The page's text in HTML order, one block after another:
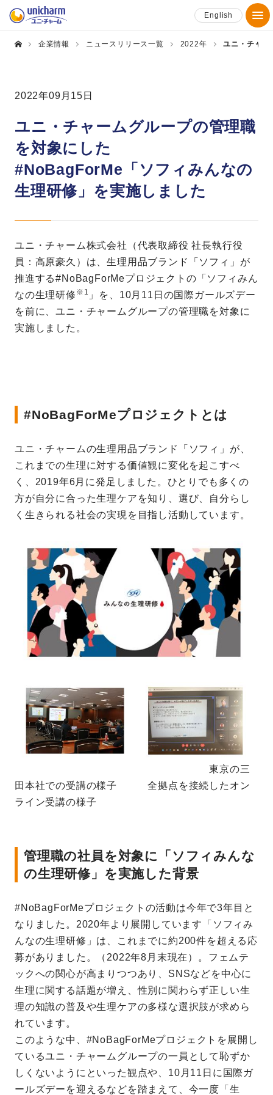
English
企業情報 ニュースリリース一覧 2022年 ユニ・チャー
2022年09月15日
ユニ・チャームグループの管理職
を対象にした
#NoBagForMe「ソフィみんなの
生理研修」を実施しました
ユニ・チャーム株式会社（代表取締役 社長執行役
員：高原豪久）は、生理用品ブランド「ソフィ」が
推進する#NoBagForMeプロジェクトの「ソフィみん
なの生理研修 ※1 」を、10月11日の国際ガールズデー
を前に、ユニ・チャームグループの管理職を対象に
実施しました。
#NoBagForMeプロジェクトとは
ユニ・チャームの生理用品ブランド「ソフィ」が、
これまでの生理に対する価値観に変化を起こすべ
く、2019年6月に発足しました。ひとりでも多くの
方が自分に合った生理ケアを知り、選び、自分らし
く生きられる社会の実現を目指し活動しています。
東京の三
田本社での受講の様子 全拠点を接続したオン
ライン受講の様子
管理職の社員を対象に「ソフィみんな
の生理研修」を実施した背景
#NoBagForMeプロジェクトの活動は今年で3年目と
なりました。2020年より展開しています「ソフィみ
んなの生理研修」は、これまでに約200件を超える応
募がありました。（2022年8月末現在）。フェムテ
ックへの関心が高まりつつあり、SNSなどを中心に
生理に関する話題が増え、性別に関わらず正しい生
理の知識の普及や生理ケアの多様な選択肢が求めら
れています。
このような中、#NoBagForMeプロジェクトを展開し
ているユニ・チャームグループの一員として恥ずか
しくないようにといった観点や、10月11日に国際ガ
ールズデーを迎えるなどを踏まえて、今一度「生